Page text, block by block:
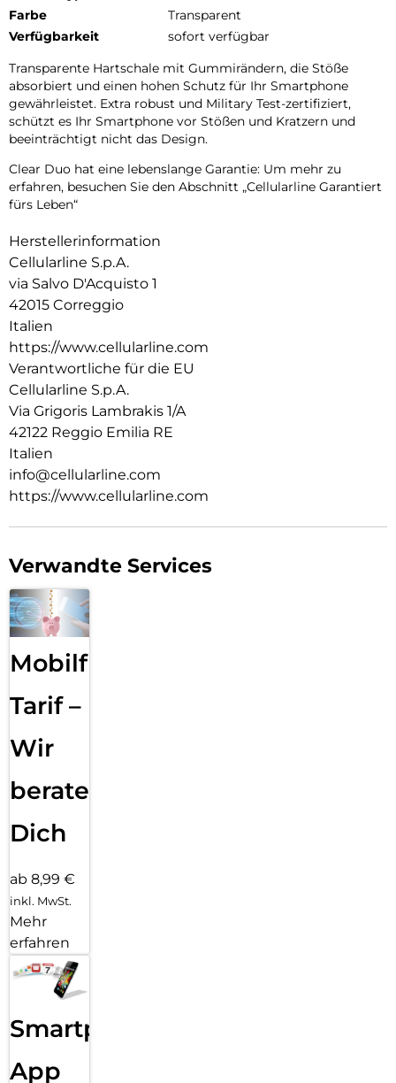
Farbe
Transparent
Verfügbarkeit
sofort verfügbar
Transparente Hartschale mit Gummirändern, die Stöße
absorbiert und einen hohen Schutz für Ihr Smartphone
gewährleistet. Extra robust und Military Test-zertifiziert,
schützt es Ihr Smartphone vor Stößen und Kratzern und
beeinträchtigt nicht das Design.
Clear Duo hat eine lebenslange Garantie: Um mehr zu
erfahren, besuchen Sie den Abschnitt „Cellularline Garantiert
fürs Leben“
Herstellerinformation
Cellularline S.p.A.
via Salvo D'Acquisto 1
42015 Correggio
Italien
https://www.cellularline.com
Verantwortliche für die EU
Cellularline S.p.A.
Via Grigoris Lambrakis 1/A
42122 Reggio Emilia RE
Italien
info@cellularline.com
https://www.cellularline.com
Verwandte Services
Mobilfunk
Tarif –
Wir
beraten
Dich
ab 8,99 €
inkl. MwSt.
Mehr
erfahren
Smartphone
App